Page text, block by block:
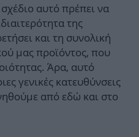
αυτό πρέπει να
της
και τη συνολική
μας προϊόντος, που
Άρα, αυτό
γενικές κατευθύνσεις
από εδώ και στο